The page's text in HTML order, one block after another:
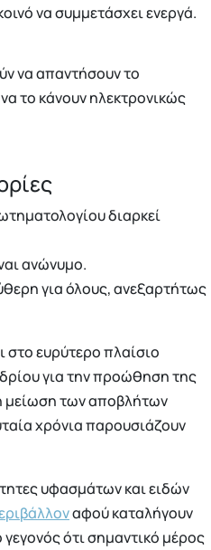
να συμμετάσχει ενεργά.
να απαντήσουν το
το κάνουν ηλεκτρονικώς
διαρκεί
ανώνυμο.
για όλους, ανεξαρτήτως
ευρύτερο πλαίσιο
για την προώθηση της
μείωση των αποβλήτων
χρόνια παρουσιάζουν
υφασμάτων και ειδών
αφού καταλήγουν
ότι σημαντικό μέρος